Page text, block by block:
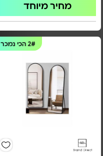
מחיר מיוחד
2#הכי נמכר